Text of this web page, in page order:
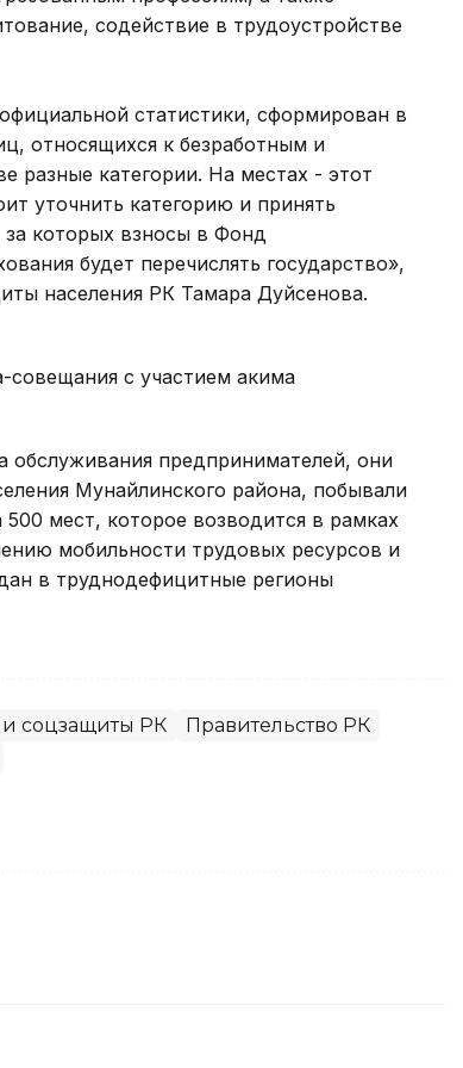
содействие в трудоустройстве
статистики, сформирован в
относящихся к безработным и
разные категории. На местах - этот
уточнить категорию и принять
которых взносы в Фонд
будет перечислять государство»,
населения РК Тамара Дуйсенова.
совещания с участием акима
обслуживания предпринимателей, они
Мунайлинского района, побывали
мест, которое возводится в рамках
мобильности трудовых ресурсов и
в труднодефицитные регионы
соцзащиты РК
Правительство РК